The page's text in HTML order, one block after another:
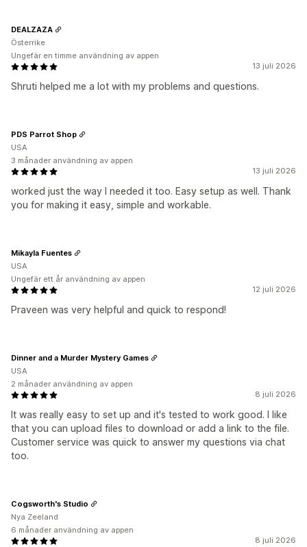
13 juli 2026
Shruti helped me a lot with my problems and questions.
DEALZAZA
Österrike
Ungefär en timme användning av appen
13 juli 2026
worked just the way I needed it too. Easy setup as well. Thank
you for making it easy, simple and workable.
PDS Parrot Shop
USA
3 månader användning av appen
12 juli 2026
Praveen was very helpful and quick to respond!
Mikayla Fuentes
USA
Ungefär ett år användning av appen
8 juli 2026
It was really easy to set up and it's tested to work good. I like
that you can upload files to download or add a link to the file.
Customer service was quick to answer my questions via chat
too.
Dinner and a Murder Mystery Games
USA
2 månader användning av appen
8 juli 2026
Cogsworth's Studio
Nya Zeeland
6 månader användning av appen